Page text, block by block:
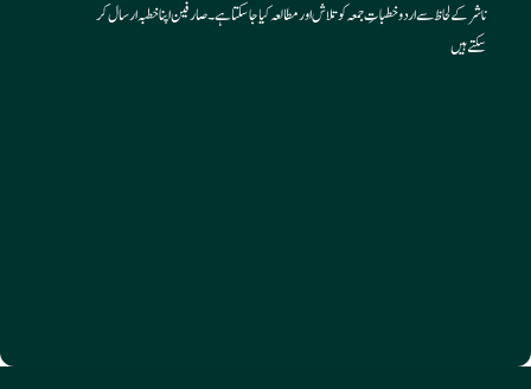
ناشر کے لحاظ سے اردو خطباتِ جمعہ کو تلاش اور مطالعہ کیا جا سکتا ہے۔ صارفین اپنا خطبہ ارسال کر
سکتے ہیں